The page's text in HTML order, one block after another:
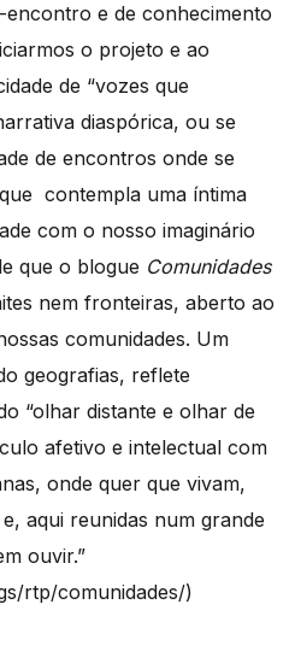
e de conhecimento
o projeto e ao
de “vozes que
diaspórica, ou se
de encontros onde se
contempla uma íntima
com o nosso imaginário
que o blogue Comunidades
nem fronteiras, aberto ao
comunidades. Um
geografias, reflete
“olhar distante e olhar de
afetivo e intelectual com
onde quer que vivam,
aqui reunidas num grande
ouvir.”
rtp/comunidades/)